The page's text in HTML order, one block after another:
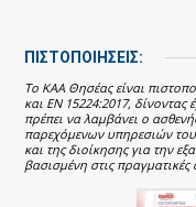
ΠΙΣΤΟΠΟΙΗΣΕΙΣ:
Το ΚΑΑ Θησέας είναι
και EN 15224:2017,
πρέπει να λαμβάνει ο
παρεχόμενων υπηρεσιών
και της διοίκησης για την
βασισμένη στις